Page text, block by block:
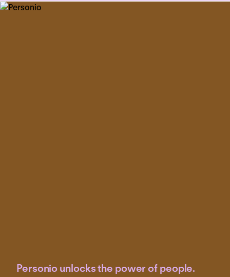
Personio unlocks the power of people.